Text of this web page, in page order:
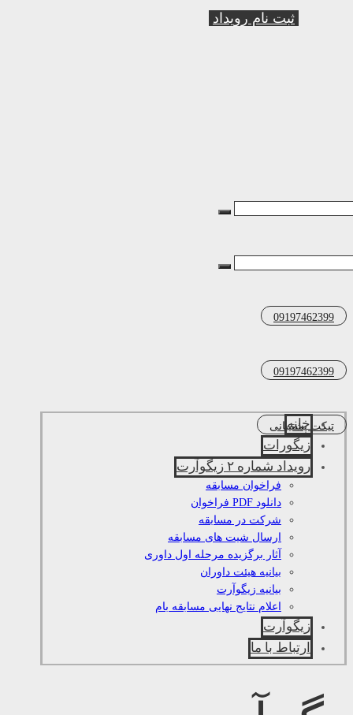
ثبت نام رویداد
09197462399
09197462399
تیکت پشتیبانی
خانه
زیگورات
رویداد شماره ۲ زیگوآرت
فراخوان مسابقه
دانلود PDF فراخوان
شرکت در مسابقه
ارسال شیت های مسابقه
آثار برگزیده مرحله اول داوری
بیانیه هیئت داوران
بیانیه زیگوآرت
اعلام نتایج نهایی مسابقه بام
زیگوآرت
ارتباط با ما